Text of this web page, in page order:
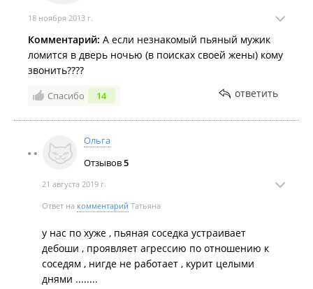
18 ноября 2013 г.
Комментарий: А если незнакомый пьяный мужик
ломится в дверь ночью (в поисках своей жены) кому
звонить????
Спасибо 14 ответить
Ольга
Отзывов5
21 августа 2019 г.
Ответ на комментарий Татьяна
у нас по хуже , пьяная соседка устраивает
дебоши , проявляет агрессию по отношению к
соседям , нигде не работает , курит целыми
днями ........